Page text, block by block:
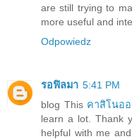
are still trying to
more useful and
Odpowiedz
รอฟิลมา 5:41 PM
blog This คาสิโนอ
learn a lot. Thank
helpful with me